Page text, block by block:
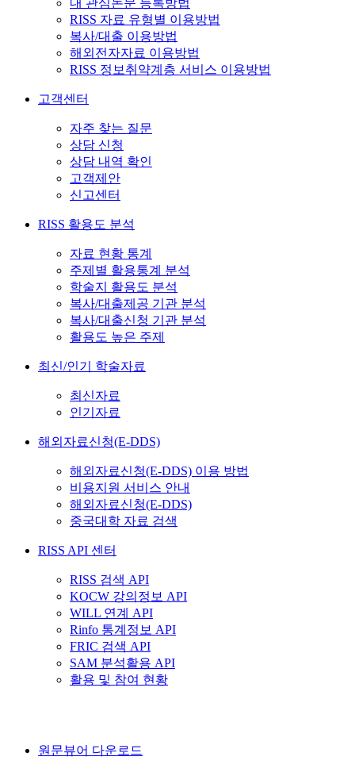
내 관심논문 등록방법
RISS 자료 유형별 이용방법
복사/대출 이용방법
해외전자자료 이용방법
RISS 정보취약계층 서비스 이용방법
고객센터
자주 찾는 질문
상담 신청
상담 내역 확인
고객제안
신고센터
RISS 활용도 분석
자료 현황 통계
주제별 활용통계 분석
학술지 활용도 분석
복사/대출제공 기관 분석
복사/대출신청 기관 분석
활용도 높은 주제
최신/인기 학술자료
최신자료
인기자료
해외자료신청(E-DDS)
해외자료신청(E-DDS) 이용 방법
비용지원 서비스 안내
해외자료신청(E-DDS)
중국대학 자료 검색
RISS API 센터
RISS 검색 API
KOCW 강의정보 API
WILL 연계 API
Rinfo 통계정보 API
FRIC 검색 API
SAM 분석활용 API
활용 및 참여 현황
원문뷰어 다운로드